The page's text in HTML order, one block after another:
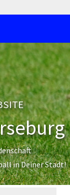
in Deiner Stadt!